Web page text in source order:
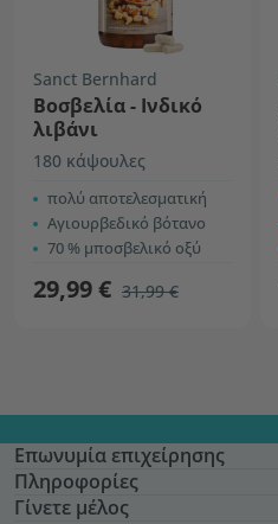
Sanct Bernhard
Βοσβελία - Ινδικό
λιβάνι
180 κάψουλες
πολύ αποτελεσματική
Αγιουρβεδικό βότανο
70 % μποσβελικό οξύ
29,99 € 31,99 €
Επωνυμία επιχείρησης
Πληροφορίες
Γίνετε μέλος